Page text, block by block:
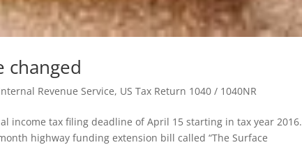
changed
Revenue Service, US Tax Return 1040 / 1040NR
income tax filing deadline of April 15 starting in tax year 2016.
highway funding extension bill called “The Surface